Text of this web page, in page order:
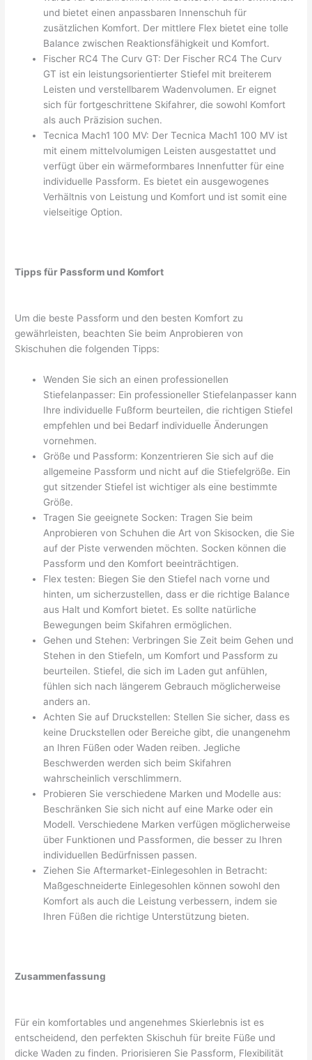
und bietet einen anpassbaren Innenschuh für
zusätzlichen Komfort. Der mittlere Flex bietet eine tolle
Balance zwischen Reaktionsfähigkeit und Komfort.
Fischer RC4 The Curv GT: Der Fischer RC4 The Curv
GT ist ein leistungsorientierter Stiefel mit breiterem
Leisten und verstellbarem Wadenvolumen. Er eignet
sich für fortgeschrittene Skifahrer, die sowohl Komfort
als auch Präzision suchen.
Tecnica Mach1 100 MV: Der Tecnica Mach1 100 MV ist
mit einem mittelvolumigen Leisten ausgestattet und
verfügt über ein wärmeformbares Innenfutter für eine
individuelle Passform. Es bietet ein ausgewogenes
Verhältnis von Leistung und Komfort und ist somit eine
vielseitige Option.
Tipps für Passform und Komfort
Um die beste Passform und den besten Komfort zu
gewährleisten, beachten Sie beim Anprobieren von
Skischuhen die folgenden Tipps:
Wenden Sie sich an einen professionellen
Stiefelanpasser: Ein professioneller Stiefelanpasser kann
Ihre individuelle Fußform beurteilen, die richtigen Stiefel
empfehlen und bei Bedarf individuelle Änderungen
vornehmen.
Größe und Passform: Konzentrieren Sie sich auf die
allgemeine Passform und nicht auf die Stiefelgröße. Ein
gut sitzender Stiefel ist wichtiger als eine bestimmte
Größe.
Tragen Sie geeignete Socken: Tragen Sie beim
Anprobieren von Schuhen die Art von Skisocken, die Sie
auf der Piste verwenden möchten. Socken können die
Passform und den Komfort beeinträchtigen.
Flex testen: Biegen Sie den Stiefel nach vorne und
hinten, um sicherzustellen, dass er die richtige Balance
aus Halt und Komfort bietet. Es sollte natürliche
Bewegungen beim Skifahren ermöglichen.
Gehen und Stehen: Verbringen Sie Zeit beim Gehen und
Stehen in den Stiefeln, um Komfort und Passform zu
beurteilen. Stiefel, die sich im Laden gut anfühlen,
fühlen sich nach längerem Gebrauch möglicherweise
anders an.
Achten Sie auf Druckstellen: Stellen Sie sicher, dass es
keine Druckstellen oder Bereiche gibt, die unangenehm
an Ihren Füßen oder Waden reiben. Jegliche
Beschwerden werden sich beim Skifahren
wahrscheinlich verschlimmern.
Probieren Sie verschiedene Marken und Modelle aus:
Beschränken Sie sich nicht auf eine Marke oder ein
Modell. Verschiedene Marken verfügen möglicherweise
über Funktionen und Passformen, die besser zu Ihren
individuellen Bedürfnissen passen.
Ziehen Sie Aftermarket-Einlegesohlen in Betracht:
Maßgeschneiderte Einlegesohlen können sowohl den
Komfort als auch die Leistung verbessern, indem sie
Ihren Füßen die richtige Unterstützung bieten.
Zusammenfassung
Für ein komfortables und angenehmes Skierlebnis ist es
entscheidend, den perfekten Skischuh für breite Füße und
dicke Waden zu finden. Priorisieren Sie Passform, Flexibilität